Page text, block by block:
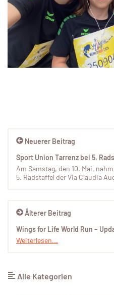
Älterer Beitrag
Wings for Life World Run –
Weiterlesen...
Neuerer Beitrag
Sport Union Tarrenz bei 5.
Am Samstag, den 10. Mai,
5. Radstaffel der Via Claudia
Alle Kategorien